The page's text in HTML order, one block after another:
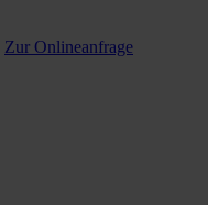
Zur Onlineanfrage